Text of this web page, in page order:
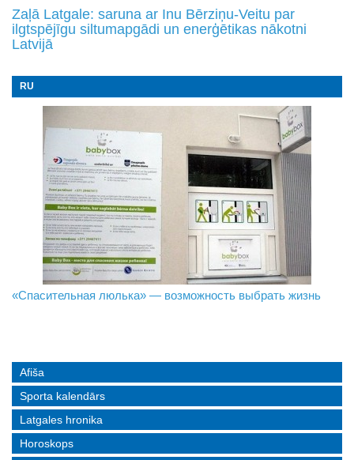
Zaļā Latgale: saruna ar Inu Bērziņu-Veitu par
ilgtspējīgu siltumapgādi un enerģētikas nākotni
Latvijā
RU
В Даугавпилсе определили сильнейших в пляжном
«Спасительная люлька» — возможность выбрать жизнь
Новое поколение пограничников: Даугавпилсское
Afiša
Sporta kalendārs
Latgales hronika
Horoskops